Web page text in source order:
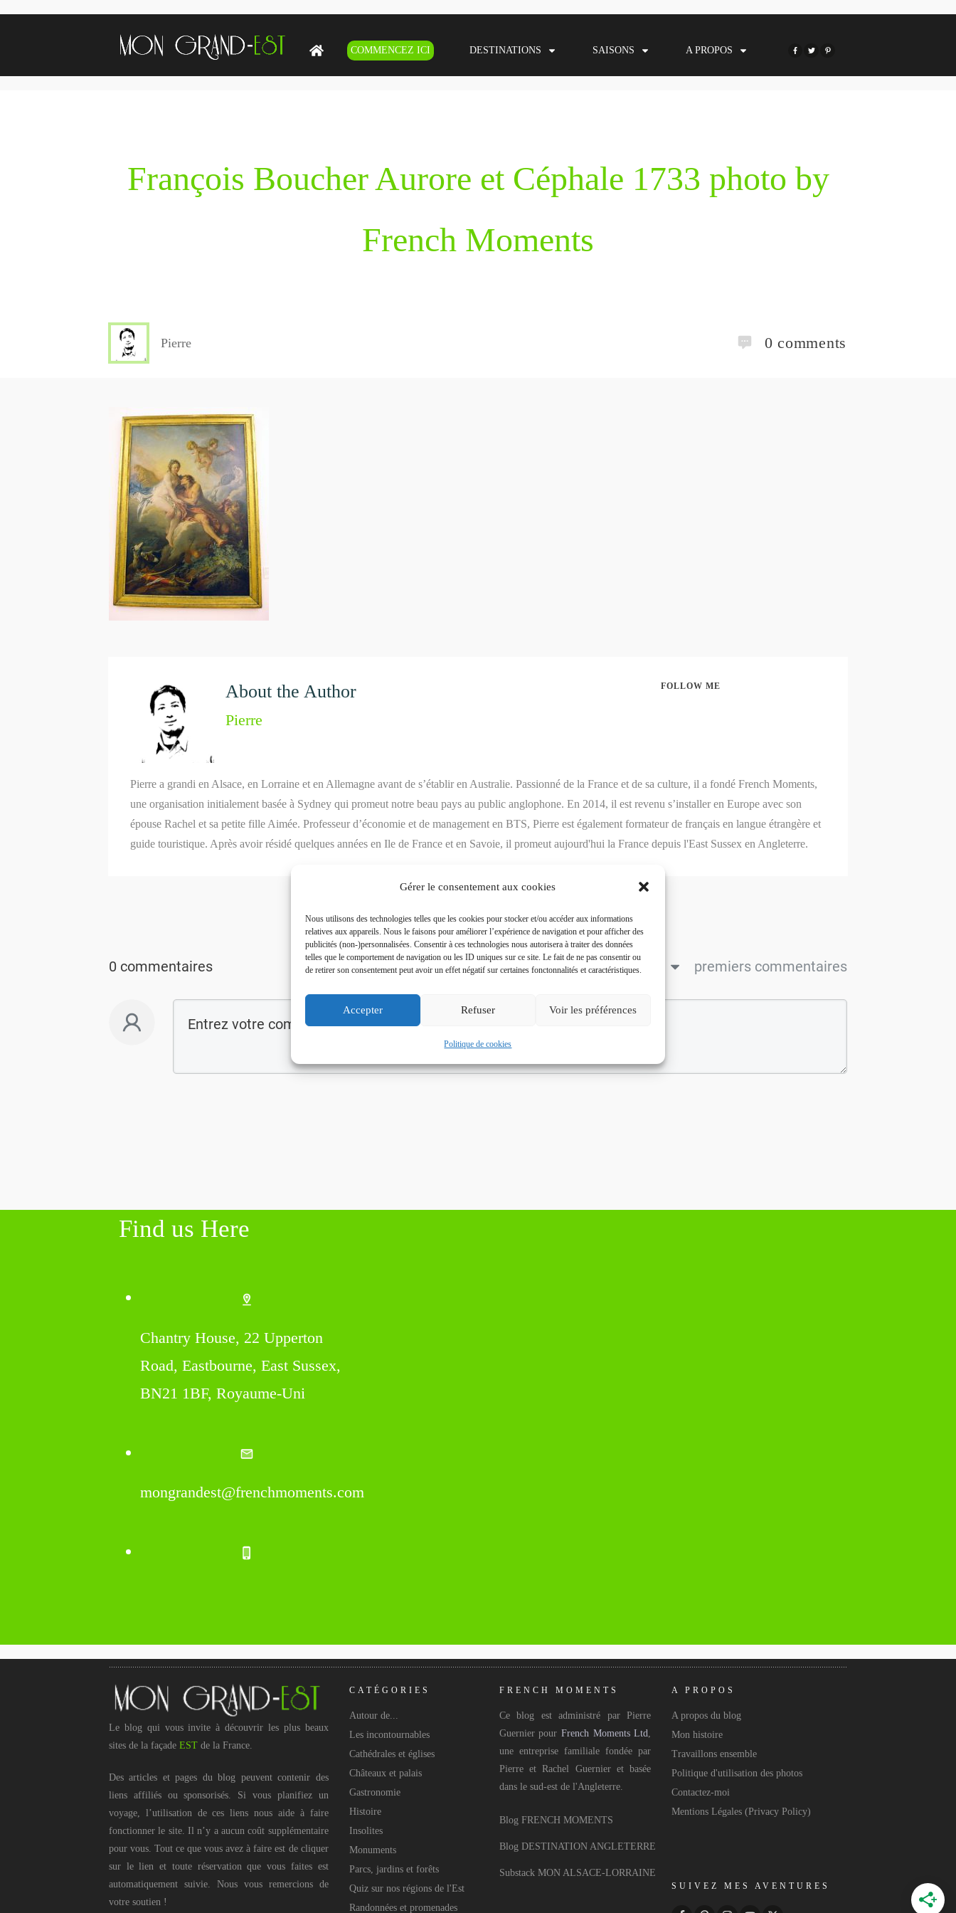
Gérer le consentement aux cookies
Nous utilisons des technologies telles que les cookies pour stocker et/ou accéder aux informations
relatives aux appareils. Nous le faisons pour améliorer l’expérience de navigation et pour afficher des
publicités (non-)personnalisées. Consentir à ces technologies nous autorisera à traiter des données
telles que le comportement de navigation ou les ID uniques sur ce site. Le fait de ne pas consentir ou
de retirer son consentement peut avoir un effet négatif sur certaines fonctonnalités et caractéristiques.
Accepter Refuser Voir les préférences
Politique de cookies
COMMENCEZ ICI DESTINATIONS SAISONS A PROPOS
François Boucher Aurore et Céphale 1733 photo by
French Moments
Pierre 0 comments
About the Author
Pierre
FOLLOW ME
Pierre a grandi en Alsace, en Lorraine et en Allemagne avant de s’établir en Australie. Passionné de la France et de sa culture, il a fondé French Moments,
une organisation initialement basée à Sydney qui promeut notre beau pays au public anglophone. En 2014, il est revenu s’installer en Europe avec son
épouse Rachel et sa petite fille Aimée. Professeur d’économie et de management en BTS, Pierre est également formateur de français en langue étrangère et
guide touristique. Après avoir résidé quelques années en Ile de France et en Savoie, il promeut aujourd'hui la France depuis l'East Sussex en Angleterre.
0 commentaires Plus ancien premiers commentaires
Find us Here
Chantry House, 22 Upperton
Road, Eastbourne, East Sussex,
BN21 1BF, Royaume-Uni
mongrandest@frenchmoments.com
Le blog qui vous invite à découvrir les plus beaux
sites de la façade EST de la France.
Des articles et pages du blog peuvent contenir des
liens affiliés ou sponsorisés. Si vous planifiez un
voyage, l’utilisation de ces liens nous aide à faire
fonctionner le site. Il n’y a aucun coût supplémentaire
pour vous. Tout ce que vous avez à faire est de cliquer
sur le lien et toute réservation que vous faites est
automatiquement suivie. Nous vous remercions de
votre soutien !
CATÉGORIES
Autour de...
Les incontournables
Cathédrales et églises
Châteaux et palais
Gastronomie
Histoire
Insolites
Monuments
Parcs, jardins et forêts
Quiz sur nos régions de l'Est
Randonnées et promenades
FRENCH MOMENTS
Ce blog est administré par Pierre
Guernier pour French Moments Ltd,
une entreprise familiale fondée par
Pierre et Rachel Guernier et basée
dans le sud-est de l'Angleterre.
Blog FRENCH MOMENTS
Blog DESTINATION ANGLETERRE
Substack MON ALSACE-LORRAINE
A PROPOS
A propos du blog
Mon histoire
Travaillons ensemble
Politique d'utilisation des photos
Contactez-moi
Mentions Légales (Privacy Policy)
SUIVEZ MES AVENTURES